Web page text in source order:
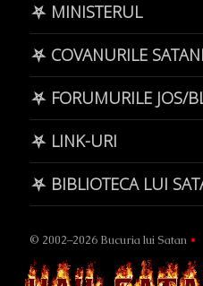
⛧ MINISTERUL
⛧ COVANURILE
⛧ FORUMURILE JOS/
⛧ LINK-URI
⛧ BIBLIOTECA LUI
© 2002–2026 Bucuria lui Satan •
Page